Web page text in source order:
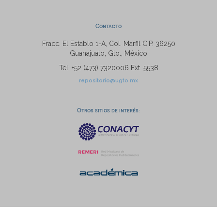
Contacto
Fracc. El Establo 1-A, Col. Marfil C.P. 36250
Guanajuato, Gto., México
Tel: +52 (473) 7320006 Ext. 5538
repositorio@ugto.mx
Otros sitios de interés: